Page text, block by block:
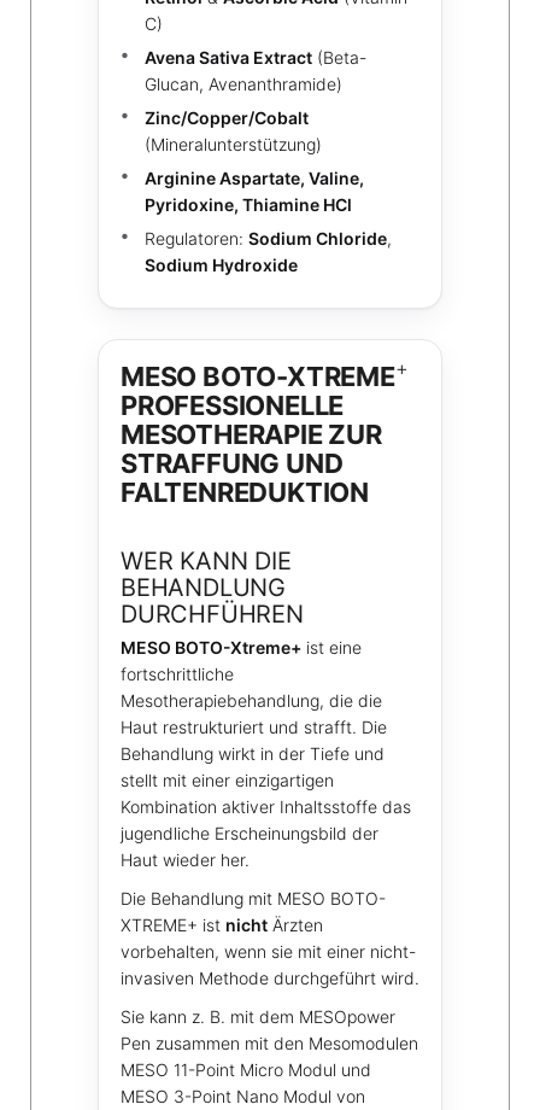
C)
Avena Sativa Extract (Beta-
Glucan, Avenanthramide)
Zinc/Copper/Cobalt
(Mineralunterstützung)
Arginine Aspartate, Valine,
Pyridoxine, Thiamine HCl
Regulatoren: Sodium Chloride,
Sodium Hydroxide
MESO BOTO-XTREME+
PROFESSIONELLE
MESOTHERAPIE ZUR
STRAFFUNG UND
FALTENREDUKTION
WER KANN DIE
BEHANDLUNG
DURCHFÜHREN
MESO BOTO-Xtreme+ ist eine
fortschrittliche
Mesotherapiebehandlung, die die
Haut restrukturiert und strafft. Die
Behandlung wirkt in der Tiefe und
stellt mit einer einzigartigen
Kombination aktiver Inhaltsstoffe das
jugendliche Erscheinungsbild der
Haut wieder her.
Die Behandlung mit MESO BOTO-
XTREME+ ist nicht Ärzten
vorbehalten, wenn sie mit einer nicht-
invasiven Methode durchgeführt wird.
Sie kann z. B. mit dem MESOpower
Pen zusammen mit den Mesomodulen
MESO 11-Point Micro Modul und
MESO 3-Point Nano Modul von